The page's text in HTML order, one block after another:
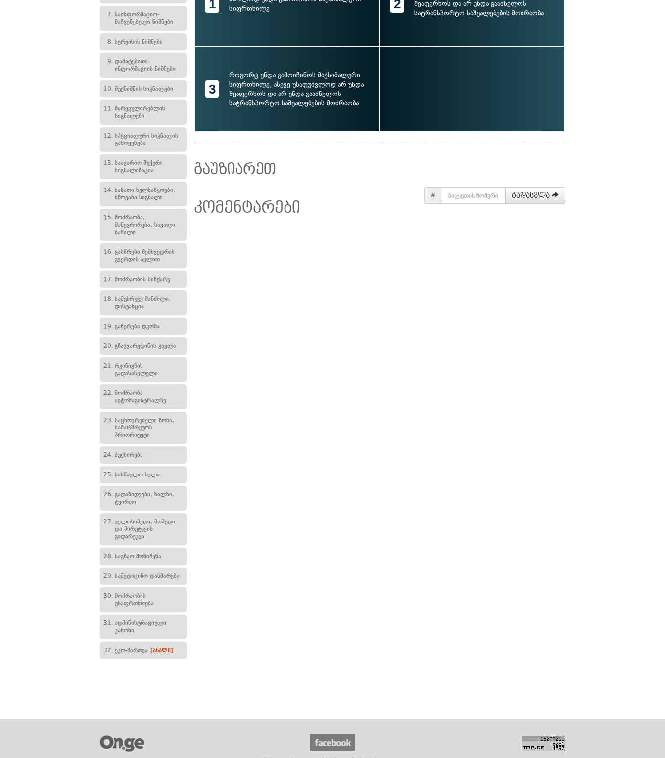
7. საინფორმაციო-
მაჩვენებელი ნიშნები
8. სერვისის ნიშნები
9. დამატებითი
ინფორმაციის ნიშნები
10. შუქნიშნის სიგნალები
11. მარეგულირებლის
სიგნალები
12. სპეციალური სიგნალის
გამოყენება
13. საავარიო შუქური
სიგნალიზაცია
14. სანათი ხელსაწყოები,
ხმოვანი სიგნალი
15. მოძრაობა,
მანევრირება, სავალი
ნაწილი
16. გასწრება შემხვედრის
გვერდის ავლით
17. მოძრაობის სიჩქარე
18. სამუხრუჭე მანძილი,
დისტანცია
19. გაჩერება დგომა
20. გზაჯვარედინის გავლა
21. რკინიგზის
გადასასვლელი
22. მოძრაობა
ავტომაგისტრალზე
23. საცხოვრებელი ზონა,
სამარშრუტოს
პრიორიტეტი
24. ბუქსირება
25. სასწავლო სვლა
26. გადაზიდვები, ხალხი,
ტვირთი
27. ველოსიპედი, მოპედი
და პირუტყვის
გადარეკვა
28. საგზაო მონიშვნა
29. სამედიცინო დახმარება
30. მოძრაობის
უსაფრთხოება
31. ადმინისტრაციული
კანონი
32. ეკო-მართვა [ახალი]
1
სიფრთხილე
2
შეაფერხოს და არ უნდა გააძნელოს
სატრანსპორტო საშუალებების მოძრაობა
3
როგორც უნდა გამოიჩინოს მაქსიმალური
სიფრთხილე, ასევე უსაფუძვლოდ არ უნდა
შეაფერხოს და არ უნდა გააძნელოს
სატრანსპორტო საშუალებების მოძრაობა
# გადასვლა
გაუზიარეთ
კომენტარები